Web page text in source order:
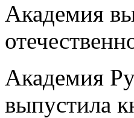
Академия
Академия
выпустила